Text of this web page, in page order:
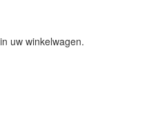
uw winkelwagen.